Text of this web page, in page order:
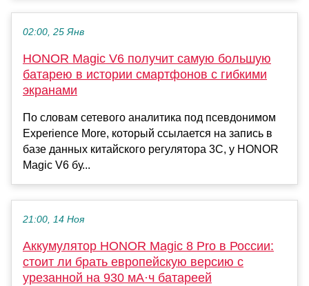
02:00, 25 Янв
HONOR Magic V6 получит самую большую
батарею в истории смартфонов с гибкими
экранами
По словам сетевого аналитика под псевдонимом
Experience More, который ссылается на запись в
базе данных китайского регулятора 3C, у HONOR
Magic V6 бу...
21:00, 14 Ноя
Аккумулятор HONOR Magic 8 Pro в России:
стоит ли брать европейскую версию с
урезанной на 930 мА·ч батареей